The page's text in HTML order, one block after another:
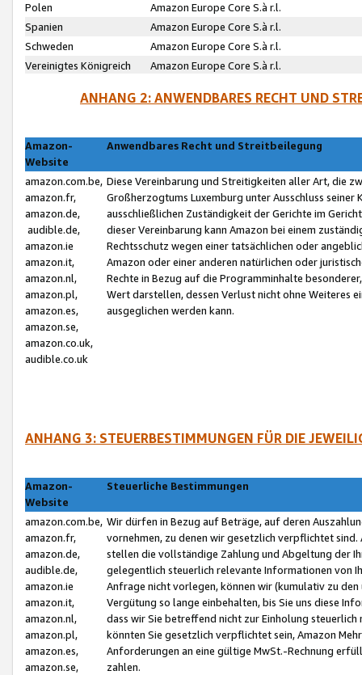
Polen
Amazon Europe Core S.à r.l.
Spanien
Amazon Europe Core S.à r.l.
Schweden
Amazon Europe Core S.à r.l.
Vereinigtes Königreich
Amazon Europe Core S.à r.l.
ANHANG 2: ANWENDBARES RECHT UND
Amazon-
Website
Anwendbares Recht und Streitbeilegung
amazon.com.be,
amazon.fr,
amazon.de,
audible.de,
amazon.ie
amazon.it,
amazon.nl,
amazon.pl,
amazon.es,
amazon.se,
amazon.co.uk,
audible.co.uk
Diese Vereinbarung und Streitigkeiten aller Art, die
Großherzogtums Luxemburg unter Ausschluss
ausschließlichen Zuständigkeit der Gerichte im
dieser Vereinbarung kann Amazon bei einem
Rechtsschutz wegen einer tatsächlichen oder
Amazon oder einer anderen natürlichen oder
Rechte in Bezug auf die Programminhalte
Wert darstellen, dessen Verlust nicht ohne Weiteres
ausgeglichen werden kann.
ANHANG 3: STEUERBESTIMMUNGEN FÜR DIE
Amazon-
Website
Steuerliche Bestimmungen
amazon.com.be,
amazon.fr,
amazon.de,
audible.de,
amazon.ie
amazon.it,
amazon.nl,
amazon.pl,
amazon.es,
amazon.se,
Wir dürfen in Bezug auf Beträge, auf deren
vornehmen, zu denen wir gesetzlich verpflichtet
stellen die vollständige Zahlung und Abgeltung der
gelegentlich steuerlich relevante Informationen von
Anfrage nicht vorlegen, können wir (kumulativ zu
Vergütung so lange einbehalten, bis Sie uns diese
dass wir Sie betreffend nicht zur Einholung
könnten Sie gesetzlich verpflichtet sein, Amazon
Anforderungen an eine gültige MwSt.-Rechnung
zahlen.